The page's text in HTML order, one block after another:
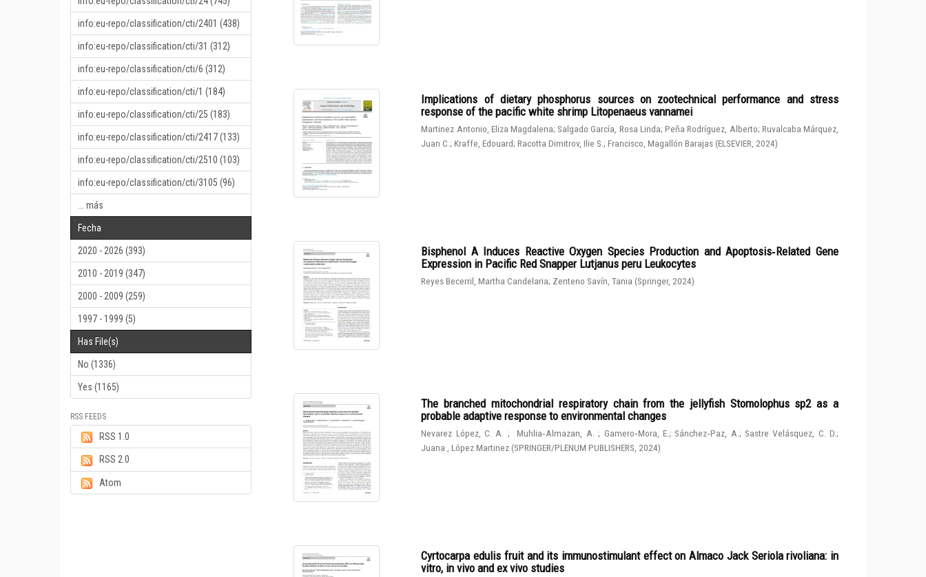
info:eu-repo/classification/cti/2401 (438)
info:eu-repo/classification/cti/31 (312)
info:eu-repo/classification/cti/6 (312)
info:eu-repo/classification/cti/1 (184)
info:eu-repo/classification/cti/25 (183)
info:eu-repo/classification/cti/2417 (133)
info:eu-repo/classification/cti/2510 (103)
info:eu-repo/classification/cti/3105 (96)
... más
Fecha
2020 - 2026 (393)
2010 - 2019 (347)
2000 - 2009 (259)
1997 - 1999 (5)
Has File(s)
No (1336)
Yes (1165)
RSS FEEDS
RSS 1.0
RSS 2.0
Atom
Implications of dietary phosphorus sources on zootechnical performance and stress
response of the pacific white shrimp Litopenaeus vannamei
Martinez Antonio, Eliza Magdalena; Salgado García, Rosa Linda;Peña Rodríguez, Alberto; Ruvalcaba Márquez,
Juan C.;Kraffe, Edouard;Racotta Dimitrov, Ilie S.;Francisco, Magallón Barajas (ELSEVIER 2024)
Bisphenol A Induces Reactive Oxygen Species Production and Apoptosis‑Related Gene
Expression in Pacific Red Snapper Lutjanus peru Leukocytes
Reyes Becerril, Martha Candelaria; Zenteno Savín, Tania (Springer, 2024)
The branched mitochondrial respiratory chain from the jellyfish Stomolophus sp2 as a
probable adaptive response to environmental changes
Nevarez López, C. A. ; Muhlia‑Almazan, A.; Gamero‑Mora, E.; Sánchez‑Paz, A. ; Sastre Velásquez, C. D.;
Juana , López Martinez (SPRINGER/PLENUM PUBLISHERS 2024)
Cyrtocarpa edulis fruit and its immunostimulant effect on Almaco Jack Seriola rivoliana: in
vitro, in vivo and ex vivo studies